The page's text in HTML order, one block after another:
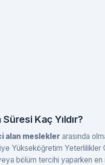
Kaç Yıldır?
alan meslekler arasında
Yükseköğretim Yeterlilikler
bölüm tercihi yaparken